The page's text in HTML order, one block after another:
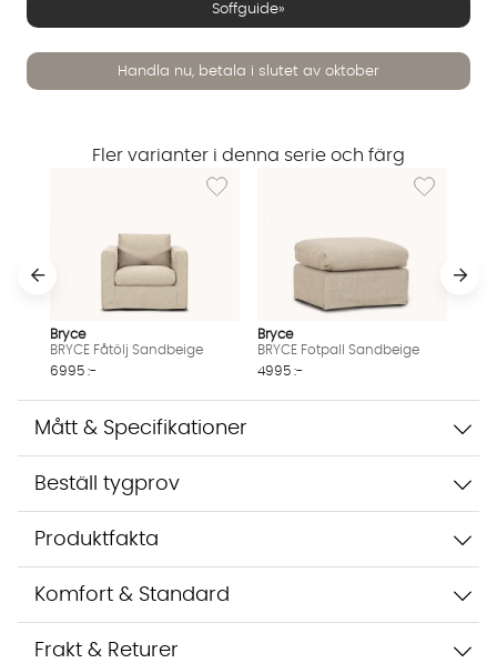
Soffguide»
Handla nu, betala i slutet av oktober
Fler varianter i denna serie och färg
Lägg till i önskelista: BRYCE Fåtölj Sandbeige
Bryce
BRYCE Fåtölj Sandbeige
6995 :-
Lägg till i
Bryce
BRYCE Fotpall Sandbeige
4995 :-
Mått & Specifikationer
Beställ tygprov
Produktfakta
Komfort & Standard
Frakt & Returer
Vi använder AI för att svara på dina frågor. Konversationen
sparas i upp till 24 timmar för att kunna hjälpa dig. Vi delar
inte dina uppgifter med tredje part. Läs mer i vår
integritetspolicy.
Jag godkänner att konversationen sparas
Starta chatten